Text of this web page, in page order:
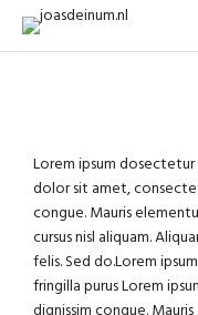
Lorem ipsum
dolor sit amet,
congue. Mauris
cursus nisl aliquam.
felis. Sed do.Lorem
fringilla purus Lorem